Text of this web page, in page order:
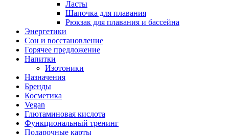
Ласты
Шапочка для плавания
Рюкзак для плавания и бассейна
Энергетики
Сон и восстановление
Горячее предложение
Напитки
Изотоники
Назначения
Бренды
Косметика
Vegan
Глютаминовая кислота
Функциональный тренинг
Подарочные карты